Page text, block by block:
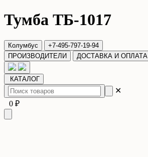
Тумба ТБ-1017
Колумбус
+7-495-797-19-94
ПРОИЗВОДИТЕЛИ
ДОСТАВКА И ОПЛАТА
КАТАЛОГ
✕
0 ₽